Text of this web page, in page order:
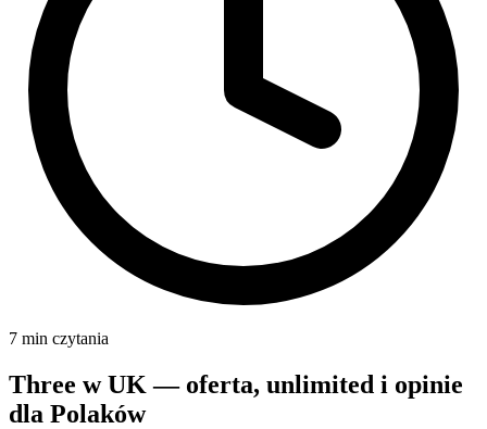
7 min czytania
Three w UK — oferta, unlimited i opinie
dla Polaków